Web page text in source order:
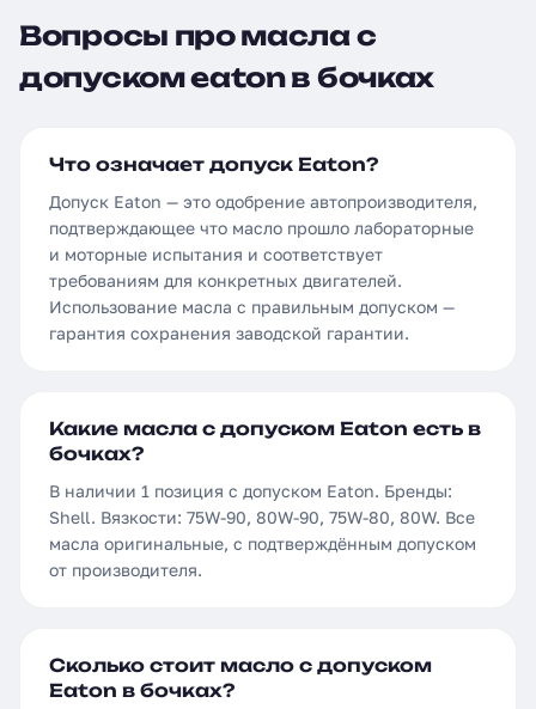
Вопросы про масла с
допуском eaton в бочках
Что означает допуск Eaton?
Допуск Eaton — это одобрение автопроизводителя,
подтверждающее что масло прошло лабораторные
и моторные испытания и соответствует
требованиям для конкретных двигателей.
Использование масла с правильным допуском —
гарантия сохранения заводской гарантии.
Какие масла с допуском Eaton есть в
бочках?
В наличии 1 позиция с допуском Eaton. Бренды:
Shell. Вязкости: 75W-90, 80W-90, 75W-80, 80W. Все
масла оригинальные, с подтверждённым допуском
от производителя.
Сколько стоит масло с допуском
Eaton в бочках?